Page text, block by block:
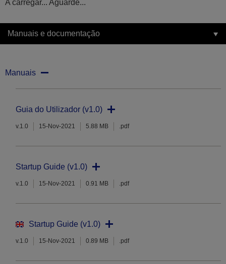
A carregar... Aguarde...
Manuais e documentação
Manuais
Guia do Utilizador (v1.0)
v.1.0 15-Nov-2021 5.88 MB .pdf
Startup Guide (v1.0)
v.1.0 15-Nov-2021 0.91 MB .pdf
Startup Guide (v1.0)
v.1.0 15-Nov-2021 0.89 MB .pdf